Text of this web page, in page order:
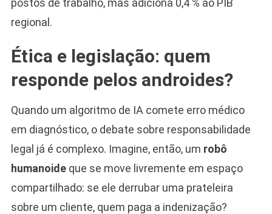
postos de trabalho, mas adiciona 0,4 % ao PIB
regional.
Ética e legislação: quem
responde pelos androides?
Quando um algoritmo de IA comete erro médico
em diagnóstico, o debate sobre responsabilidade
legal já é complexo. Imagine, então, um robô
humanoideque se move livremente em espaço
compartilhado: se ele derrubar uma prateleira
sobre um cliente, quem paga a indenização?